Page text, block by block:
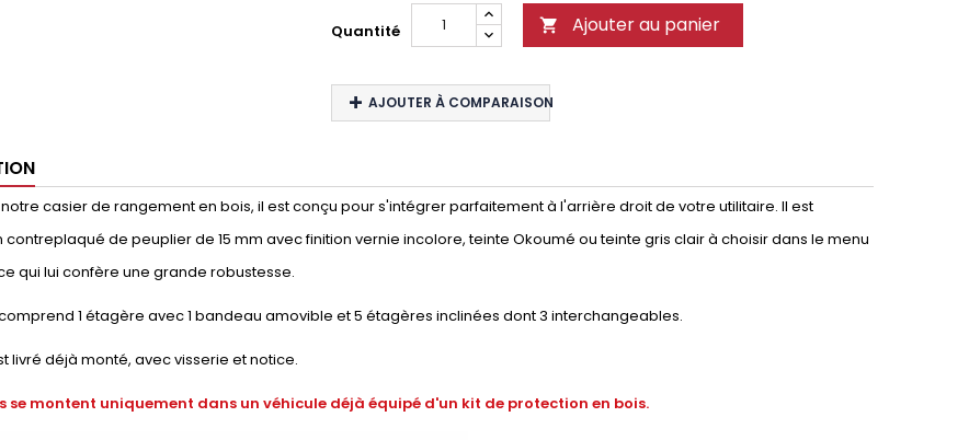
Quantité  Ajouter au panier
AJOUTER À COMPARAISON
casier de rangement en bois, il est conçu pour s'intégrer parfaitement à l'arrière droit de votre utilitaire. Il est
de peuplier de 15 mm avec finition vernie incolore, teinte Okoumé ou teinte gris clair à choisir dans le menu
qui lui confère une grande robustesse.
1 étagère avec 1 bandeau amovible et 5 étagères inclinées dont 3 interchangeables.
livré déjà monté, avec visserie et notice.
se montent uniquement dans un véhicule déjà équipé d'un kit de protection en bois.